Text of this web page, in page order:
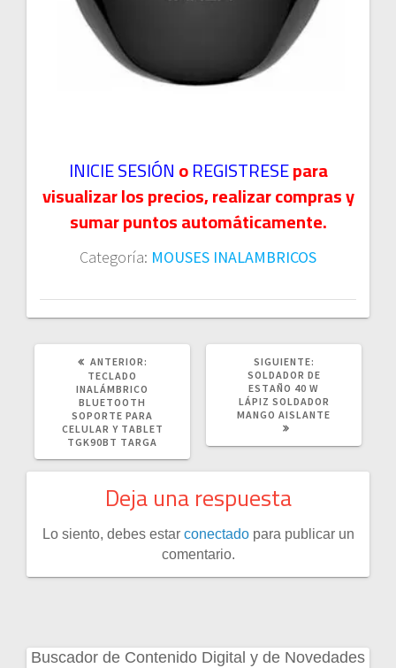
INICIE SESIÓNoREGISTRESEpara
visualizar los precios, realizar compras y
sumar puntos automáticamente.
Categoría: MOUSES INALAMBRICOS
ANTERIOR:
TECLADO
INALÁMBRICO
BLUETOOTH
SOPORTE PARA
CELULAR Y TABLET
TGK90BT TARGA
SIGUIENTE:
POST:
SOLDADOR DE
ESTAÑO 40 W
LÁPIZ SOLDADOR
MANGO AISLANTE
Deja una respuesta
Lo siento, debes estar conectadopara publicar un
comentario.
Buscador de Contenido Digital y de Novedades